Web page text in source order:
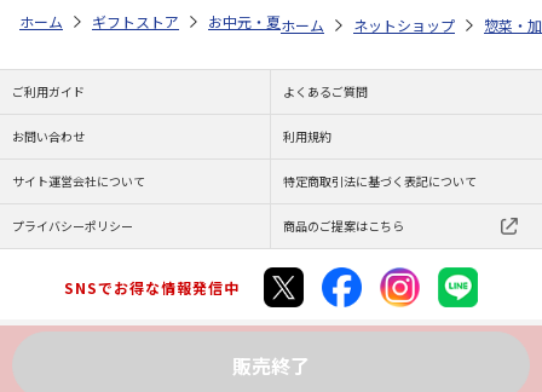
販売終了
ホーム ギフトストア お中元・夏ギフト特集 2026 ゆうゆうギフト
ホーム ネットショップ 惣菜・
ご利用ガイド よくあるご質問
お問い合わせ 利用規約
サイト運営会社について 特定商取引法に基づく表記について
プライバシーポリシー 商品のご提案はこちら
SNSでお得な情報発信中